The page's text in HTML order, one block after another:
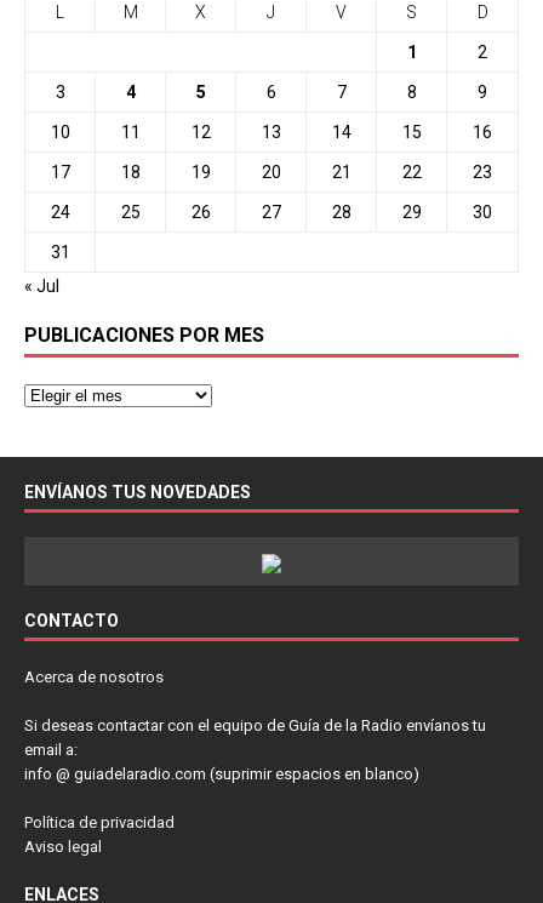
M X J V S D
1 2
3 4 5 6 7 8 9
10 11 12 13 14 15 16
17 18 19 20 21 22 23
24 25 26 27 28 29 30
31
« Jul
PUBLICACIONES POR MES
ENVÍANOS TUS NOVEDADES
CONTACTO
Acerca de nosotros
Si deseas contactar con el equipo de Guía de la Radio envíanos tu
email a:
info @ guiadelaradio.com (suprimir espacios en blanco)
Política de privacidad
Aviso legal
ENLACES